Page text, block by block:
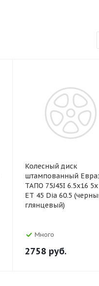
Колесный диск
штампованный
ТАПО 75J45I 6.5x16
ET 45 Dia 60.5
глянцевый)
Много
2758 руб.